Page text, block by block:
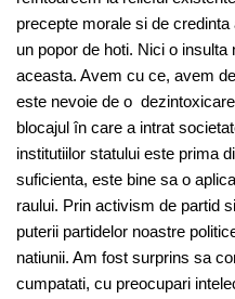
precepte morale si de
un popor de hoti. Nici o
aceasta. Avem cu ce, avem
este nevoie de o
blocajul în care a intrat
institutiilor statului este prima
suficienta, este bine sa o
raului. Prin activism de partid
puterii partidelor noastre
natiunii. Am fost surprins sa
cumpatati, cu preocupari